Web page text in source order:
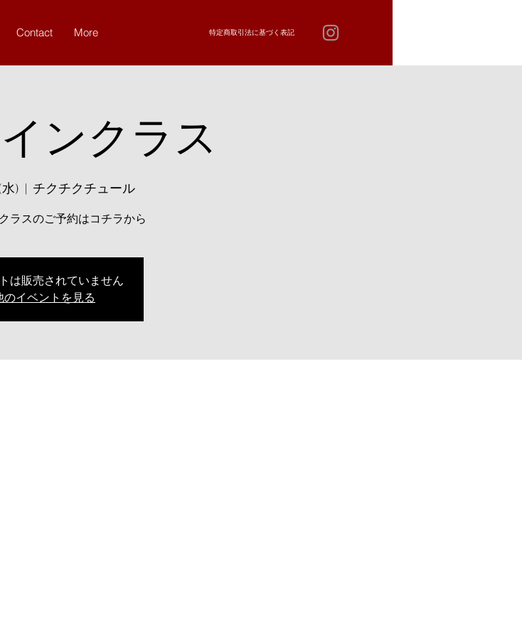
Contact More 特定商取引法に基づく表記
ンクラス
水)
  |
チクチクチュール
ラスのご予約はコチラから
は販売されていません
のイベントを見る